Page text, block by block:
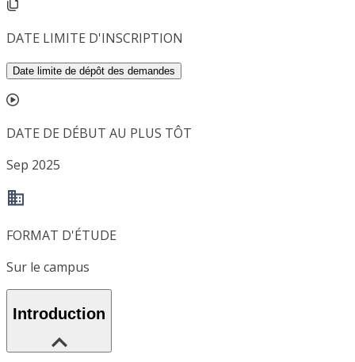
DATE LIMITE D'INSCRIPTION
Date limite de dépôt des demandes
DATE DE DÉBUT AU PLUS TÔT
Sep 2025
FORMAT D'ÉTUDE
Sur le campus
Introduction